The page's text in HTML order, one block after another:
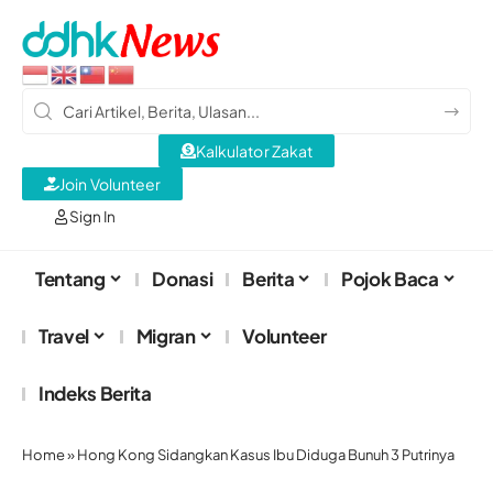
Sign In
Kalkulator Zakat
Join Volunteer
Tentang Donasi Berita Pojok Baca
Travel Migran Volunteer
Indeks Berita
Home»Hong Kong Sidangkan Kasus Ibu Diduga Bunuh 3 Putrinya